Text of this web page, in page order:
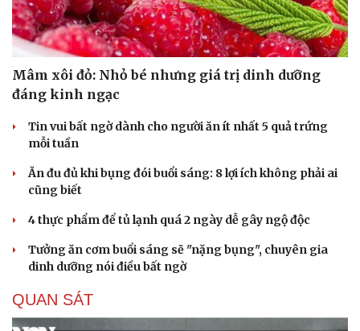
Cải chính
Mâm xôi đỏ: Nhỏ bé nhưng giá trị dinh dưỡng
đáng kinh ngạc
Tin vui bất ngờ dành cho người ăn ít nhất 5 quả trứng
mỗi tuần
Ăn đu đủ khi bụng đói buổi sáng: 8 lợi ích không phải ai
cũng biết
4 thực phẩm để tủ lạnh quá 2 ngày dễ gây ngộ độc
Tưởng ăn cơm buổi sáng sẽ "nặng bụng", chuyên gia
dinh dưỡng nói điều bất ngờ
QUAN SÁT